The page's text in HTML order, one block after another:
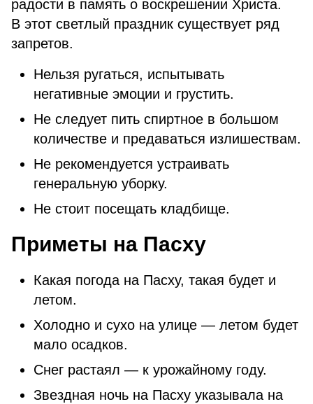
радости в память о воскрешении Христа.
В этот светлый праздник существует ряд
запретов.
Нельзя ругаться, испытывать
негативные эмоции и грустить.
Не следует пить спиртное в большом
количестве и предаваться излишествам.
Не рекомендуется устраивать
генеральную уборку.
Не стоит посещать кладбище.
Приметы на Пасху
Какая погода на Пасху, такая будет и
летом.
Холодно и сухо на улице — летом будет
мало осадков.
Снег растаял — к урожайному году.
Звездная ночь на Пасху указывала на